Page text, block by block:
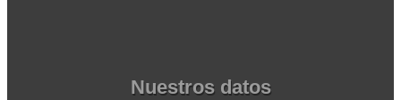
Nuestros datos